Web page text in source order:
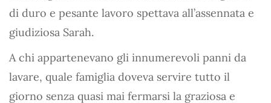
di duro e pesante lavoro spettava all’assennata e
giudiziosa Sarah.
A chi appartenevano gli innumerevoli panni da
lavare, quale famiglia doveva servire tutto il
giorno senza quasi mai fermarsi la graziosa e